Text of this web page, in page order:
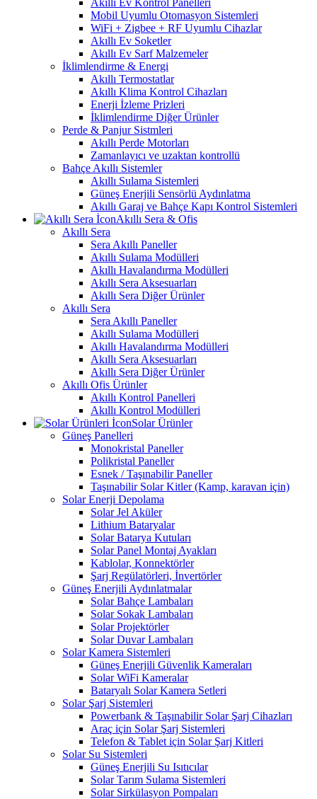
Akıllı Ev Kontrol Panelleri
Mobil Uyumlu Otomasyon Sistemleri
WiFi + Zigbee + RF Uyumlu Cihazlar
Akıllı Ev Soketler
Akıllı Ev Sarf Malzemeler
İklimlendirme & Energi
Akıllı Termostatlar
Akıllı Klima Kontrol Cihazları
Enerji İzleme Prizleri
İklimlendirme Diğer Ürünler
Perde & Panjur Sistmleri
Akıllı Perde Motorları
Zamanlayıcı ve uzaktan kontrollü
Bahçe Akıllı Sistemler
Akıllı Sulama Sistemleri
Güneş Enerjili Sensörlü Aydınlatma
Akıllı Garaj ve Bahçe Kapı Kontrol Sistemleri
Akıllı Sera & Ofis
Akıllı Sera
Sera Akıllı Paneller
Akıllı Sulama Modülleri
Akıllı Havalandırma Modülleri
Akıllı Sera Aksesuarları
Akıllı Sera Diğer Ürünler
Akıllı Sera
Sera Akıllı Paneller
Akıllı Sulama Modülleri
Akıllı Havalandırma Modülleri
Akıllı Sera Aksesuarları
Akıllı Sera Diğer Ürünler
Akıllı Ofis Ürünler
Akıllı Kontrol Panelleri
Akıllı Kontrol Modülleri
Solar Ürünler
Güneş Panelleri
Monokristal Paneller
Polikristal Paneller
Esnek / Taşınabilir Paneller
Taşınabilir Solar Kitler (Kamp, karavan için)
Solar Enerji Depolama
Solar Jel Aküler
Lithium Bataryalar
Solar Batarya Kutuları
Solar Panel Montaj Ayakları
Kablolar, Konnektörler
Şarj Regülatörleri, İnvertörler
Güneş Enerjili Aydınlatmalar
Solar Bahçe Lambaları
Solar Sokak Lambaları
Solar Projektörler
Solar Duvar Lambaları
Solar Kamera Sistemleri
Güneş Enerjili Güvenlik Kameraları
Solar WiFi Kameralar
Bataryalı Solar Kamera Setleri
Solar Şarj Sistemleri
Powerbank & Taşınabilir Solar Şarj Cihazları
Araç için Solar Şarj Sistemleri
Telefon & Tablet için Solar Şarj Kitleri
Solar Su Sistemleri
Güneş Enerjili Su Isıtıcılar
Solar Tarım Sulama Sistemleri
Solar Sirkülasyon Pompaları